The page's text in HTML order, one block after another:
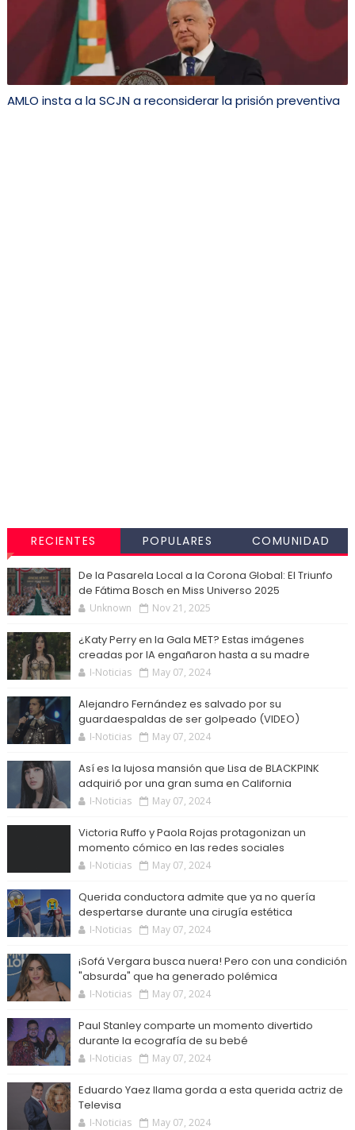
AMLO insta a la SCJN a reconsiderar la prisión preventiva
RECIENTES POPULARES COMUNIDAD
De la Pasarela Local a la Corona Global: El Triunfo
de Fátima Bosch en Miss Universo 2025
Unknown Nov 21, 2025
¿Katy Perry en la Gala MET? Estas imágenes
creadas por IA engañaron hasta a su madre
I-Noticias May 07, 2024
Alejandro Fernández es salvado por su
guardaespaldas de ser golpeado (VIDEO)
I-Noticias May 07, 2024
Así es la lujosa mansión que Lisa de BLACKPINK
adquirió por una gran suma en California
I-Noticias May 07, 2024
Victoria Ruffo y Paola Rojas protagonizan un
momento cómico en las redes sociales
I-Noticias May 07, 2024
Querida conductora admite que ya no quería
despertarse durante una cirugía estética
I-Noticias May 07, 2024
¡Sofá Vergara busca nuera! Pero con una condición
"absurda" que ha generado polémica
I-Noticias May 07, 2024
Paul Stanley comparte un momento divertido
durante la ecografía de su bebé
I-Noticias May 07, 2024
Eduardo Yaez llama gorda a esta querida actriz de
Televisa
I-Noticias May 07, 2024